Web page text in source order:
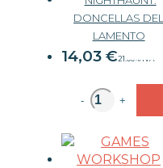
DONCELLAS DEL
LAMENTO
14,03 €21.00% IVA
16,50
- +